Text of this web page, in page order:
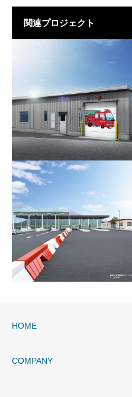
関連プロジェクト
富山方面団月岡分団外器
具置場改築工事設計業務
委託
速
HOME
COMPANY